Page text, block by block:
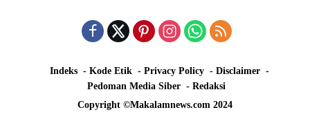
Indeks Kode Etik Privacy Policy
Disclaimer
Pedoman Media Siber
Redaksi
Copyright ©Makalamnews.com 2024